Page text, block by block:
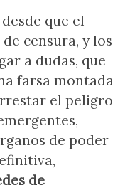
que el
censura, y los
a dudas, que
farsa montada
el peligro
de poder
de